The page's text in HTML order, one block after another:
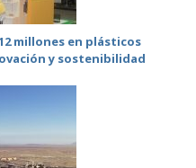
millones en plásticos
y sostenibilidad